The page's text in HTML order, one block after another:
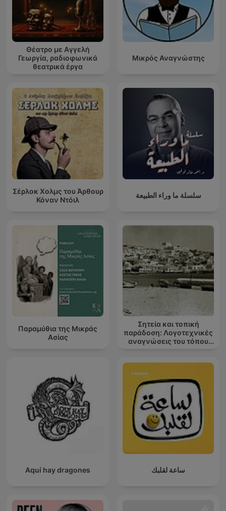
Θέατρο με Αγγελή
Γεωργία, ραδιοφωνικά
θεατρικά έργα
Μικρός Αναγνώστης
Σέρλοκ Χολμς του Άρθουρ
Κόναν Ντόιλ
سلسلة ما وراء الطبيعة
Παραμύθια της Μικράς
Ασίας
Σητεία και τοπική
παράδοση: Λογοτεχνικές
αναγνώσεις του τόπου
Aquí hay dragones ساعة لقلبك